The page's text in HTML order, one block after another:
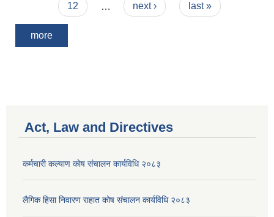
12
next › last »
more
Act, Law and Directives
कर्मचारी कल्याण काेष संचालन कार्यविधि २०८३
लैगिक हिसा निवारण राहात कोष संचालन कार्यविधि २०८३